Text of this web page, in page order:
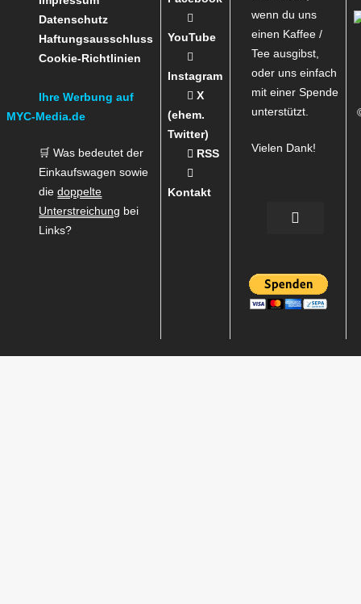
Datenschutz
Haftungsausschluss
Cookie-Richtlinien
Ihre Werbung auf
MYC-Media.de
🛒 Was bedeutet der
Einkaufswagen sowie
diedoppelte
Unterstreichung bei
Links?
YouTube
Instagram
X
(ehem.
Twitter)
RSS
Kontakt
wenn du uns
einen Kaffee /
Tee ausgibst,
oder uns einfach
mit einer Spende
unterstützt.
Vielen Dank!